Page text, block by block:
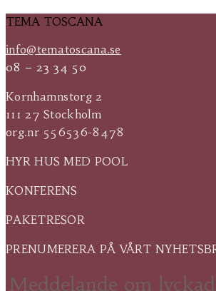
TEMA TOSCANA
info@tematoscana.se
08 – 23 34 50
Kornhamnstorg 2
111 27 Stockholm
org.nr 556536-8478
HYR HUS MED POOL
KONFERENS
PAKETRESOR
PRENUMERERA PÅ VÅRT
Meddelande om lyckad